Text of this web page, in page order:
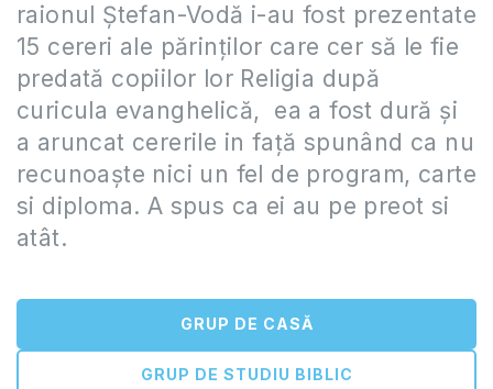
raionul Ştefan-Vodă i-au fost prezentate
15 cereri ale părinţilor care cer să le fie
predată copiilor lor Religia după
curicula evanghelică, ea a fost dură şi
a aruncat cererile in faţă spunând ca nu
recunoaște nici un fel de program, carte
si diploma. A spus ca ei au pe preot si
atât.
GRUP DE CASĂ
GRUP DE STUDIU BIBLIC